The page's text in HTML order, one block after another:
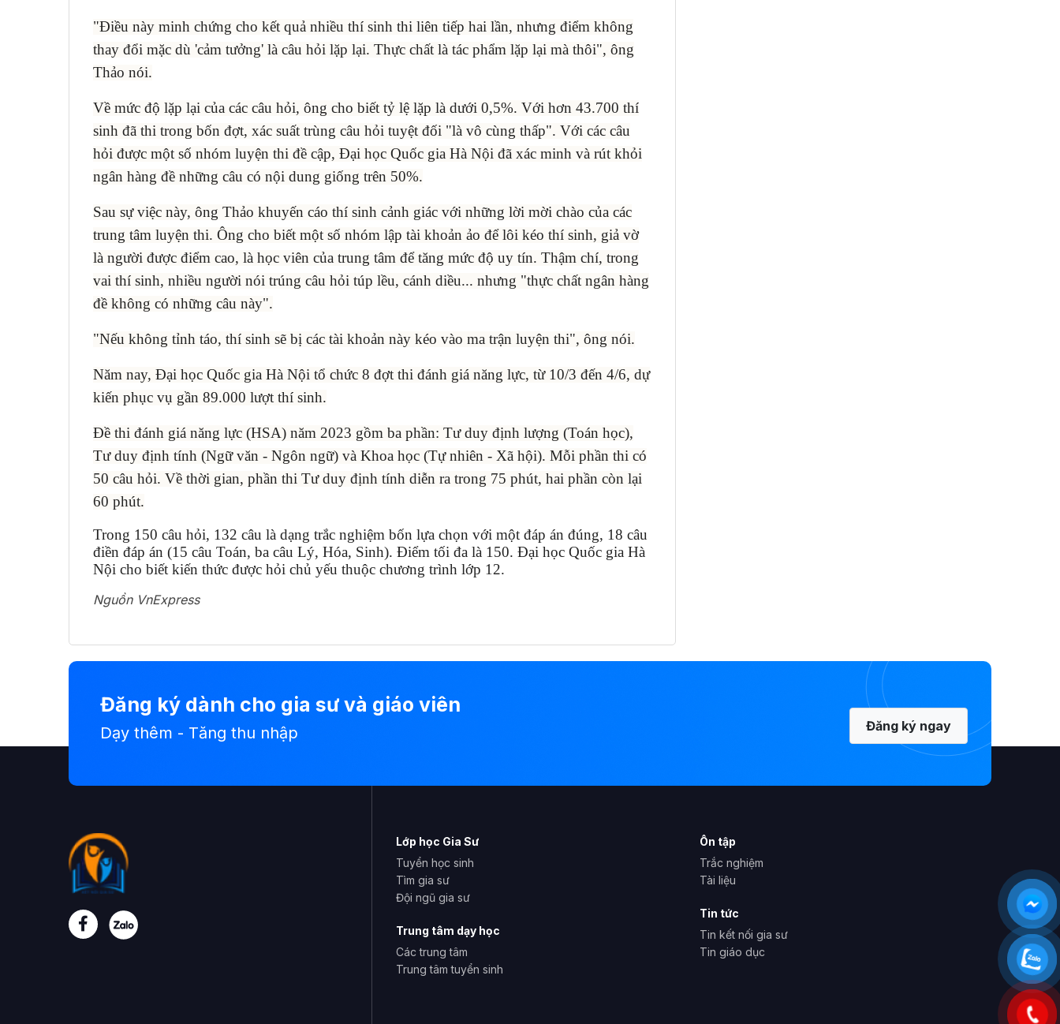
"Điều này minh chứng cho kết quả nhiều thí sinh thi liên tiếp hai lần, nhưng điểm không
thay đổi mặc dù 'cảm tưởng' là câu hỏi lặp lại. Thực chất là tác phẩm lặp lại mà thôi", ông
Thảo nói.
Về mức độ lặp lại của các câu hỏi, ông cho biết tỷ lệ lặp là dưới 0,5%. Với hơn 43.700 thí
sinh đã thi trong bốn đợt, xác suất trùng câu hỏi tuyệt đối "là vô cùng thấp". Với các câu
hỏi được một số nhóm luyện thi đề cập, Đại học Quốc gia Hà Nội đã xác minh và rút khỏi
ngân hàng đề những câu có nội dung giống trên 50%.
Sau sự việc này, ông Thảo khuyến cáo thí sinh cảnh giác với những lời mời chào của các
trung tâm luyện thi. Ông cho biết một số nhóm lập tài khoản ảo để lôi kéo thí sinh, giả vờ
là người được điểm cao, là học viên của trung tâm để tăng mức độ uy tín. Thậm chí, trong
vai thí sinh, nhiều người nói trúng câu hỏi túp lều, cánh diều... nhưng "thực chất ngân hàng
đề không có những câu này".
"Nếu không tỉnh táo, thí sinh sẽ bị các tài khoản này kéo vào ma trận luyện thi", ông nói.
Năm nay, Đại học Quốc gia Hà Nội tổ chức 8 đợt thi đánh giá năng lực, từ 10/3 đến 4/6, dự
kiến phục vụ gần 89.000 lượt thí sinh.
Đề thi đánh giá năng lực (HSA) năm 2023 gồm ba phần: Tư duy định lượng (Toán học),
Tư duy định tính (Ngữ văn - Ngôn ngữ) và Khoa học (Tự nhiên - Xã hội). Mỗi phần thi có
50 câu hỏi. Về thời gian, phần thi Tư duy định tính diễn ra trong 75 phút, hai phần còn lại
60 phút.
Trong 150 câu hỏi, 132 câu là dạng trắc nghiệm bốn lựa chọn với một đáp án đúng, 18 câu
điền đáp án (15 câu Toán, ba câu Lý, Hóa, Sinh). Điểm tối đa là 150. Đại học Quốc gia Hà
Nội cho biết kiến thức được hỏi chủ yếu thuộc chương trình lớp 12.
Nguồn VnExpress
Đăng ký dành cho gia sư và giáo viên
Dạy thêm - Tăng thu nhập Đăng ký ngay
Lớp học Gia Sư
Tuyển học sinh
Tìm gia sư
Đội ngũ gia sư
Trung tâm dạy học
Các trung tâm
Trung tâm tuyển sinh
Ôn tập
Trắc nghiệm
Tài liệu
Tin tức
Tin kết nối gia sư
Tin giáo dục